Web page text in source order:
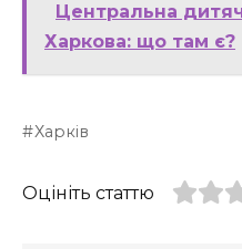
Центральна
Харкова: що там є?
Харків
Оцініть статтю